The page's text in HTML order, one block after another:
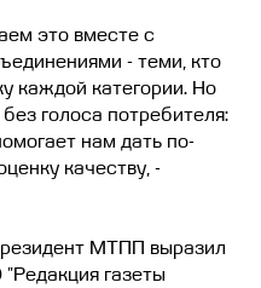
это вместе с
- теми, кто
каждой категории. Но
голоса потребителя:
нам дать по-
качеству, -
МТПП выразил
газеты